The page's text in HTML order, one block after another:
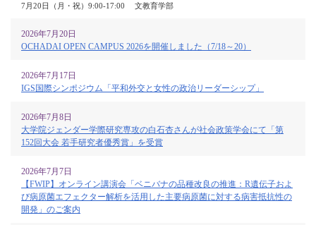
7月20日（月・祝）9:00-17:00 文教育学部
2026年7月20日
OCHADAI OPEN CAMPUS 2026を開催しました（7/18～20）
2026年7月17日
IGS国際シンポジウム「平和外交と女性の政治リーダーシップ」
2026年7月8日
大学院ジェンダー学際研究専攻の白石杏さんが社会政策学会にて「第
152回大会 若手研究者優秀賞」を受賞
2026年7月7日
【FWIP】オンライン講演会「ベニバナの品種改良の推進：R遺伝子およ
び病原菌エフェクター解析を活用した主要病原菌に対する病害抵抗性の
開発」のご案内